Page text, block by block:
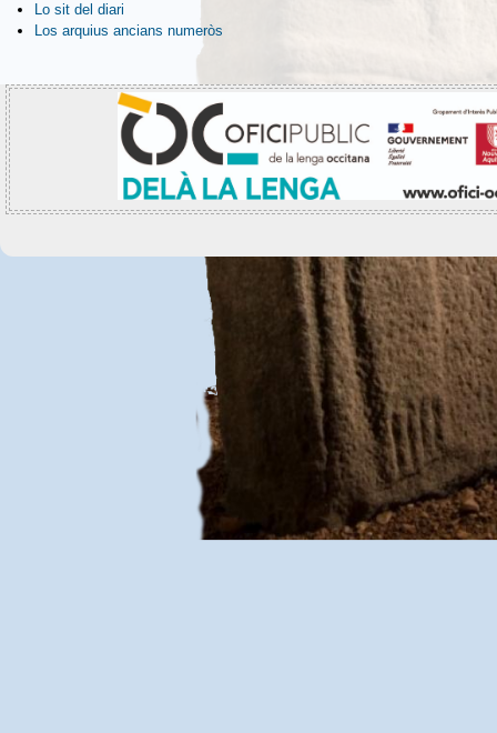
Lo sit del diari
Los arquius ancians numeròs